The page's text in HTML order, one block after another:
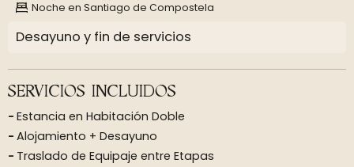
Noche en Santiago de Compostela
Desayuno y fin de servicios
SERVICIOS INCLUIDOS
Estancia en Habitación Doble
Alojamiento + Desayuno
Traslado de Equipaje entre Etapas